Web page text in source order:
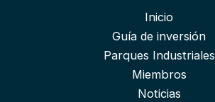
Inicio
Guía de inversión
Parques Industriales
Miembros
Noticias